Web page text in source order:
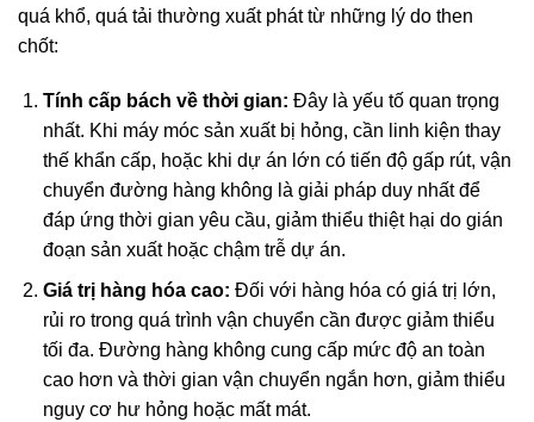
quá khổ, quá tải thường xuất phát từ những lý do then
chốt:
Tính cấp bách về thời gian: Đây là yếu tố quan trọng
nhất. Khi máy móc sản xuất bị hỏng, cần linh kiện thay
thế khẩn cấp, hoặc khi dự án lớn có tiến độ gấp rút, vận
chuyển đường hàng không là giải pháp duy nhất để
đáp ứng thời gian yêu cầu, giảm thiểu thiệt hại do gián
đoạn sản xuất hoặc chậm trễ dự án.
Giá trị hàng hóa cao: Đối với hàng hóa có giá trị lớn,
rủi ro trong quá trình vận chuyển cần được giảm thiểu
tối đa. Đường hàng không cung cấp mức độ an toàn
cao hơn và thời gian vận chuyển ngắn hơn, giảm thiểu
nguy cơ hư hỏng hoặc mất mát.